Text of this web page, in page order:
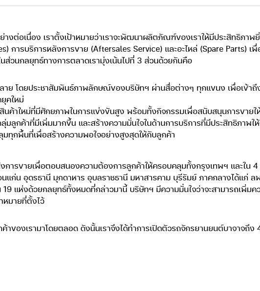
างต่อเนื่อง เราตั้งเป้าหมายว่าเราจะพัฒนาผลิตภัณฑ์ของเราให้มีประสิทธิภา
ารบริการหลังการขาย (Aftersales Service) และอะไหล่ (Spare Parts) เ
ส่วนกลยุทธ์ทางการตลาดเรามุ่งเน้นไปที่ 3 ส่วนด้วยกันคือ
าย โดยประชาสัมพันธ์ภาพลักษณ์ของบริษัทฯ ผ่านสื่อต่างๆ ทุกแขนง เพื่อเข้า
คใหม่
ค้าใหม่ที่มีศักยภาพในการแข่งขันสูง พร้อมทั้งกิจกรรมเพื่อสนับสนุนการขาย
ลูกค้าที่มีเพิ่มมากขึ้น และสร้างความมั่นใจในด้านการบริการที่มีประสิทธิภาพใ
มทุกพื้นที่เพื่อสร้างความพอใจอย่างสูงสุดให้กับลูกค้า
การขายเพื่อตอบสนองความต้องการลูกค้าให้ครอบคลุมทั้งกรุงเทพฯ และใน
แก่น อุดรธานี มุกดาหาร อุบลราชธานี มหาสารคาม บุรีรัมย์ ภาคกลางได้แก่
แห่งด้วยกลยุทธ์ทั้งหมดที่กล่าวมานี้ บริษัทฯ มีความมั่นใจว่าจะสามารถเพิ่มค
หมายที่ตั้งไว้
าของเรามาโดยตลอด ดังนั้นเราจึงได้ทำการเปิดตัวรถจักรยานยนต์บาจาจถึง